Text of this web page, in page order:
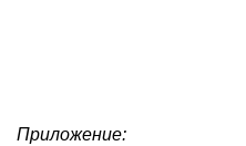
Приложение: